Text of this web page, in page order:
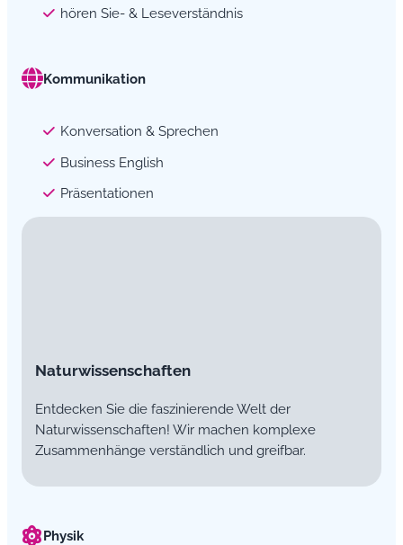
hören Sie- & Leseverständnis
Kommunikation
Konversation & Sprechen
Business English
Präsentationen
Naturwissenschaften
Entdecken Sie die faszinierende Welt der
Naturwissenschaften! Wir machen komplexe
Zusammenhänge verständlich und greifbar.
Physik